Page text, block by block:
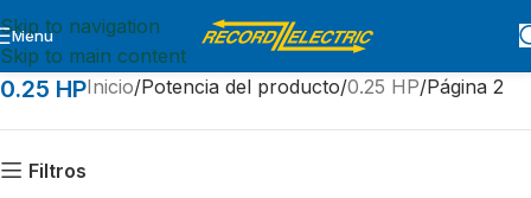
Skip to navigation
Skip to main content
Menu
0.25 HPInicio Potencia del producto 0.25 HP Página 2
Filtros